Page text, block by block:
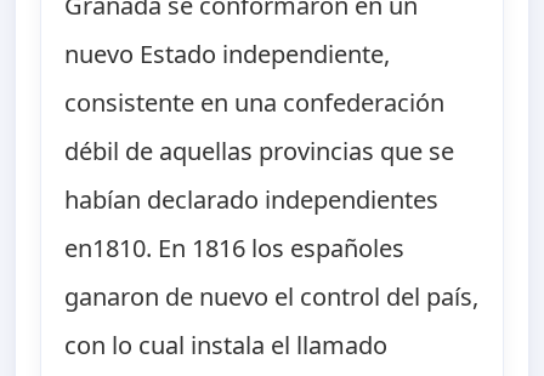
nuevo Estado independiente,
consistente en una confederación
débil de aquellas provincias que se
habían declarado independientes
en1810. En 1816 los españoles
ganaron de nuevo el control del país,
con lo cual instala el llamado